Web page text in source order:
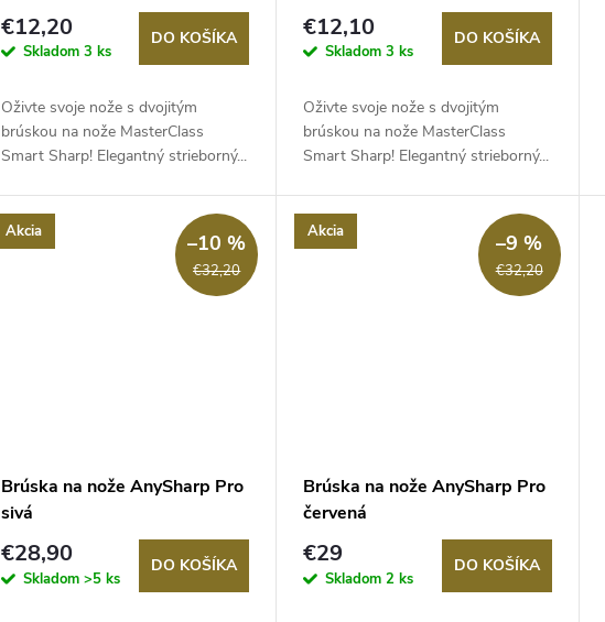
€12,20
Skladom 3 ks
DO KOŠÍKA
Oživte svoje nože s dvojitým
brúskou na nože MasterClass
Smart Sharp! Elegantný strieborný...
€12,10
Skladom3 ks
DO KOŠÍKA
Oživte svoje nože s dvojitým
brúskou na nože MasterClass
Smart Sharp! Elegantný strieborný...
Akcia
€32,20
–10 %
Brúska na nože AnySharp Pro
sivá
€28,90
Skladom >5 ks
DO KOŠÍKA
Akcia
€32,20
–9 %
Brúska na nože AnySharp Pro
červená
€29
Skladom2 ks
DO KOŠÍKA